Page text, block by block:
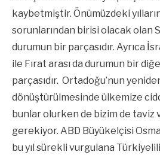
kaybetmiştir. Önümüzdeki
sorunlarından birisi olacak olan
durumun bir parçasıdır. Ayrıca
ile Fırat arası da durumun bir
parçasıdır. Ortadoğu’nun
dönüştürülmesinde ülkemize
bunlar olurken de bizim de taviz
gerekiyor. ABD Büyükelçisi
bu yıl sürekli vurgulana